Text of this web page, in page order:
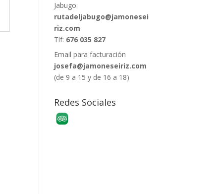
Jabugo:
rutadeljabugo@jamonesei
riz.com
Tlf: 676 035 827
Email para facturación
josefa@jamoneseiriz.com
(de 9 a 15 y de 16 a 18)
Redes Sociales